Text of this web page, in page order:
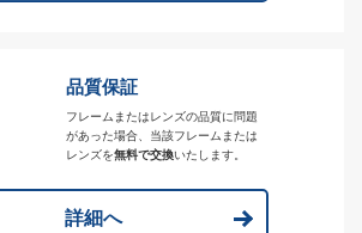
品質保証
フレームまたはレンズの品質に問題
があった場合、当該フレームまたは
レンズを無料で交換いたします。
詳細へ